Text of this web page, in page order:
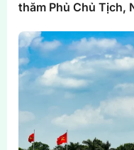
thăm Phủ Chủ Tịch,